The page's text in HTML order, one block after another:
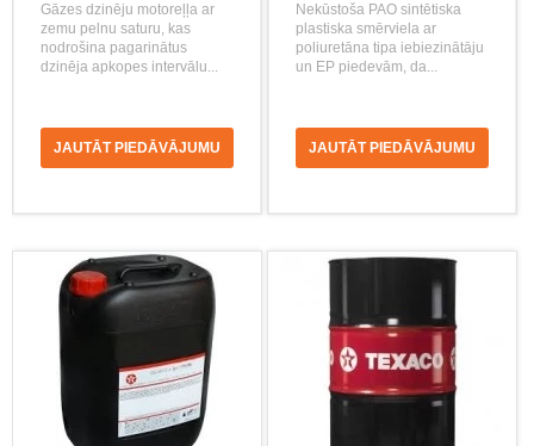
Gāzes dzinēju motoreļļa ar
zemu pelnu saturu, kas
nodrošina pagarinātus
dzinēja apkopes intervālu...
JAUTĀT PIEDĀVĀJUMU
Nekūstoša PAO sintētiska
plastiska smērviela ar
poliuretāna tipa iebiezinātāju
un EP piedevām, da...
JAUTĀT PIEDĀVĀJUMU